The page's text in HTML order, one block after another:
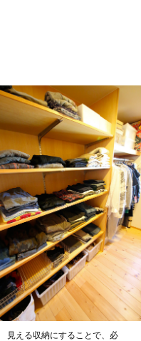
見える収納にすることで、必